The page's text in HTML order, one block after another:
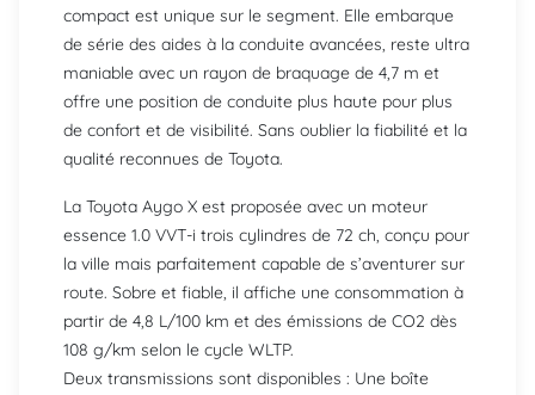
compact est unique sur le segment. Elle embarque
de série des aides à la conduite avancées, reste ultra
maniable avec un rayon de braquage de 4,7 m et
offre une position de conduite plus haute pour plus
de confort et de visibilité. Sans oublier la fiabilité et la
qualité reconnues de Toyota.
La Toyota Aygo X est proposée avec un moteur
essence 1.0 VVT-i trois cylindres de 72 ch, conçu pour
la ville mais parfaitement capable de s’aventurer sur
route. Sobre et fiable, il affiche une consommation à
partir de 4,8 L/100 km et des émissions de CO2 dès
108 g/km selon le cycle WLTP.
Deux transmissions sont disponibles : Une boîte